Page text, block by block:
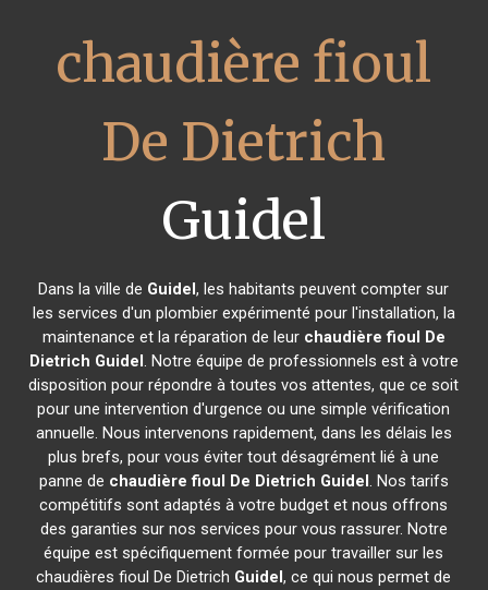
chaudière fioul
De Dietrich
Guidel
Dans la ville de Guidel, les habitants peuvent compter sur
les services d'un plombier expérimenté pour l'installation, la
maintenance et la réparation de leur chaudière fioul De
Dietrich Guidel. Notre équipe de professionnels est à votre
disposition pour répondre à toutes vos attentes, que ce soit
pour une intervention d'urgence ou une simple vérification
annuelle. Nous intervenons rapidement, dans les délais les
plus brefs, pour vous éviter tout désagrément lié à une
panne de chaudière fioul De Dietrich Guidel. Nos tarifs
compétitifs sont adaptés à votre budget et nous offrons
des garanties sur nos services pour vous rassurer. Notre
équipe est spécifiquement formée pour travailler sur les
chaudières fioul De Dietrich Guidel, ce qui nous permet de